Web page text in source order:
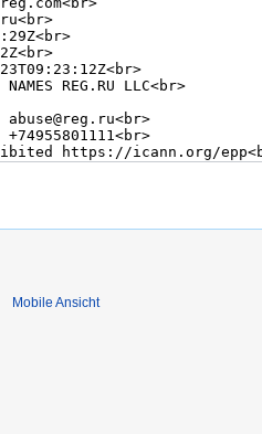
Mobile Ansicht